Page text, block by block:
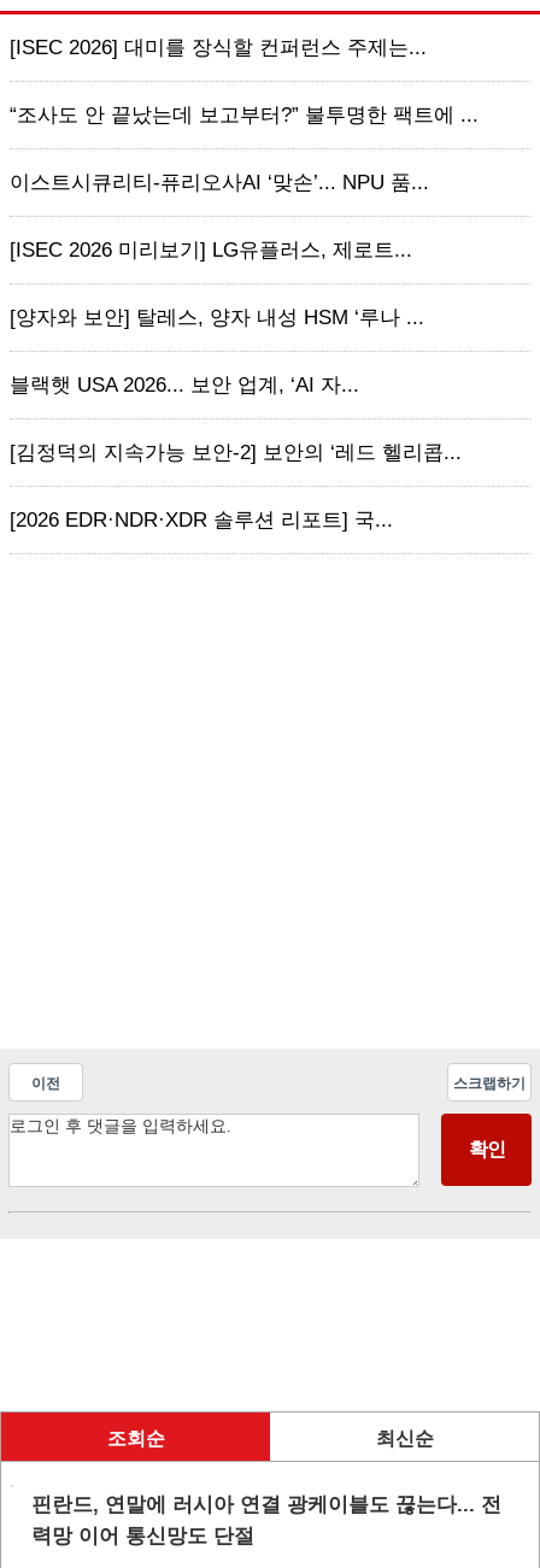
[ISEC 2026] 대미를 장식할 컨퍼런스 주제는...
“조사도 안 끝났는데 보고부터?” 불투명한 팩트에 ...
이스트시큐리티-퓨리오사AI ‘맞손’... NPU 품...
[ISEC 2026 미리보기] LG유플러스, 제로트...
[양자와 보안] 탈레스, 양자 내성 HSM ‘루나 ...
블랙햇 USA 2026... 보안 업계, ‘AI 자...
[김정덕의 지속가능 보안-2] 보안의 ‘레드 헬리콥...
[2026 EDR·NDR·XDR 솔루션 리포트] 국...
이전 스크랩하기
조회순 최신순
핀란드, 연말에 러시아 연결 광케이블도 끊는다... 전
력망 이어 통신망도 단절